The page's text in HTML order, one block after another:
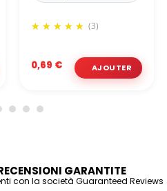
(3)
0,69 €
GARANTITE
con la società Guaranteed Reviews